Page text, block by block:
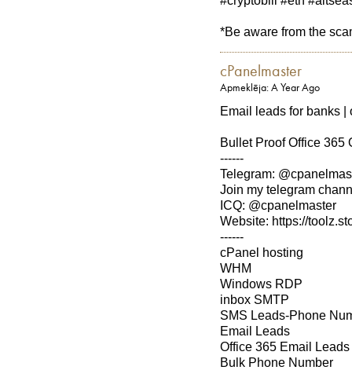
*Be aware from the
cPanelmaster
Apmeklēja: A Year Ago
Email leads for banks |
Bullet Proof Office 365
------
Telegram:
Join my telegram
ICQ: @cpanelmaster
Website: https://
------
cPanel hosting
WHM
Windows RDP
inbox SMTP
SMS Leads-Phone
Email Leads
Office 365 Email Leads
Bulk Phone Number